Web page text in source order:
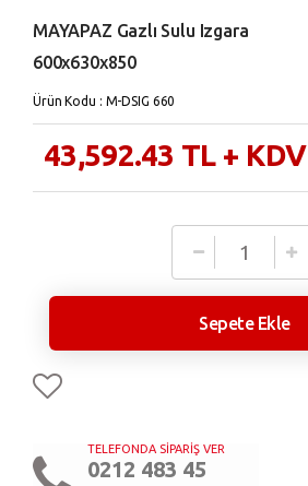
MAYAPAZ Gazlı Sulu Izgara
600x630x850
Ürün Kodu : M-DSIG 660
43,592.43 TL + KDV
TELEFONDA SİPARİŞ VER
0212 483 45
Sepete Ekle